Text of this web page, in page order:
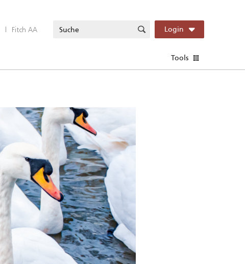
| Fitch AA Login
Tools